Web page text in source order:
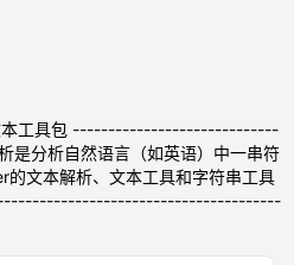
本工具包 -----------------------------
分析自然语言（如英语）中一串符
文本解析、文本工具和字符串工具